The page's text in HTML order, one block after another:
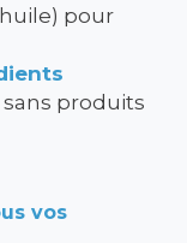
pour
produits
vos